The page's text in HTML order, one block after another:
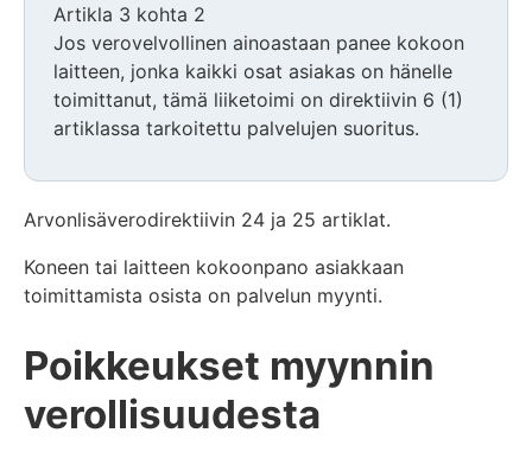
Artikla 3 kohta 2
Jos verovelvollinen ainoastaan panee kokoon
laitteen, jonka kaikki osat asiakas on hänelle
toimittanut, tämä liiketoimi on direktiivin 6 (1)
artiklassa tarkoitettu palvelujen suoritus.
Arvonlisäverodirektiivin 24 ja 25 artiklat.
Koneen tai laitteen kokoonpano asiakkaan
toimittamista osista on palvelun myynti.
Poikkeukset myynnin
verollisuudesta